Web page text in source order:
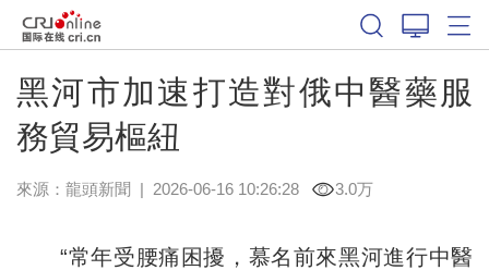
黑河市加速打造對俄中醫藥服
務貿易樞紐
來源： 龍頭新聞 | 2026-06-16 10:26:28 3.0万
“常年受腰痛困擾，慕名前來黑河進行中醫